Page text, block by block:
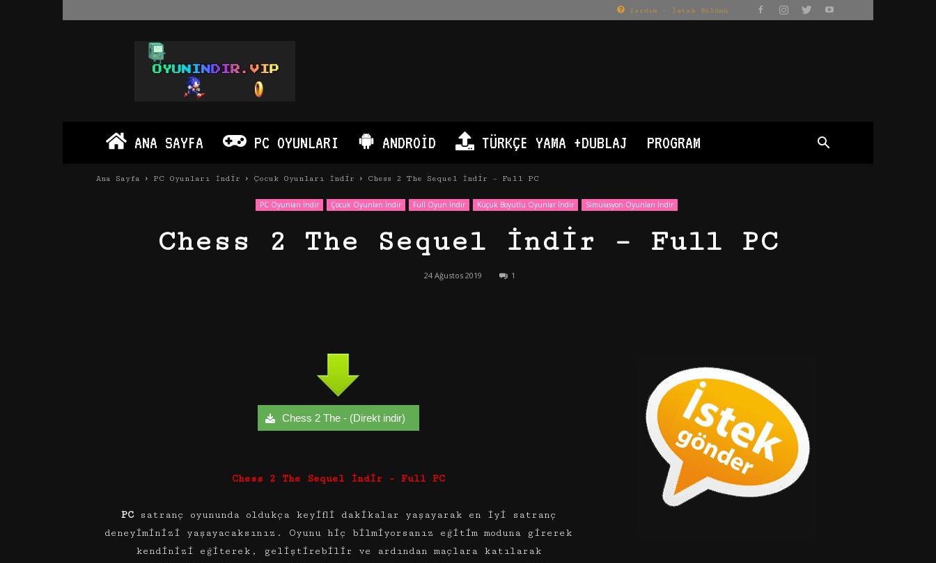
Yardım – İstek Bölümü
Oyun
İndir
PC
Android
ANA SAYFA PC OYUNLARI ANDROID TÜRKÇE YAMA +DUBLAJ PROGRAM
Ana Sayfa PC Oyunları İndir Çocuk Oyunları İndir Chess 2 The Sequel İndir – Full PC
PC Oyunları İndir Çocuk Oyunları İndir Full Oyun İndir Küçük Boyutlu Oyunlar İndir Simülasyon Oyunları İndir
Chess 2 The Sequel İndir – Full PC
24 Ağustos 2019 1
Chess 2 The - (Direkt indir)
Chess 2 The Sequel İndir – Full PC
PCsatranç oyununda oldukça keyifli dakikalar yaşayarak en iyi satranç
deneyiminizi yaşayacaksınız. Oyunu hiç bilmiyorsanız eğitim moduna girerek
kendinizi eğiterek, geliştirebilir ve ardından maçlara katılarak